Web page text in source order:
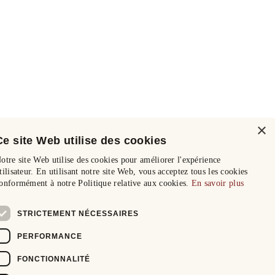
×
site Web utilise des cookies
site Web utilise des cookies pour améliorer l'expérience
En utilisant notre site Web, vous acceptez tous les cookies
à notre Politique relative aux cookies. En savoir plus
STRICTEMENT NÉCESSAIRES
PERFORMANCE
FONCTIONNALITÉ